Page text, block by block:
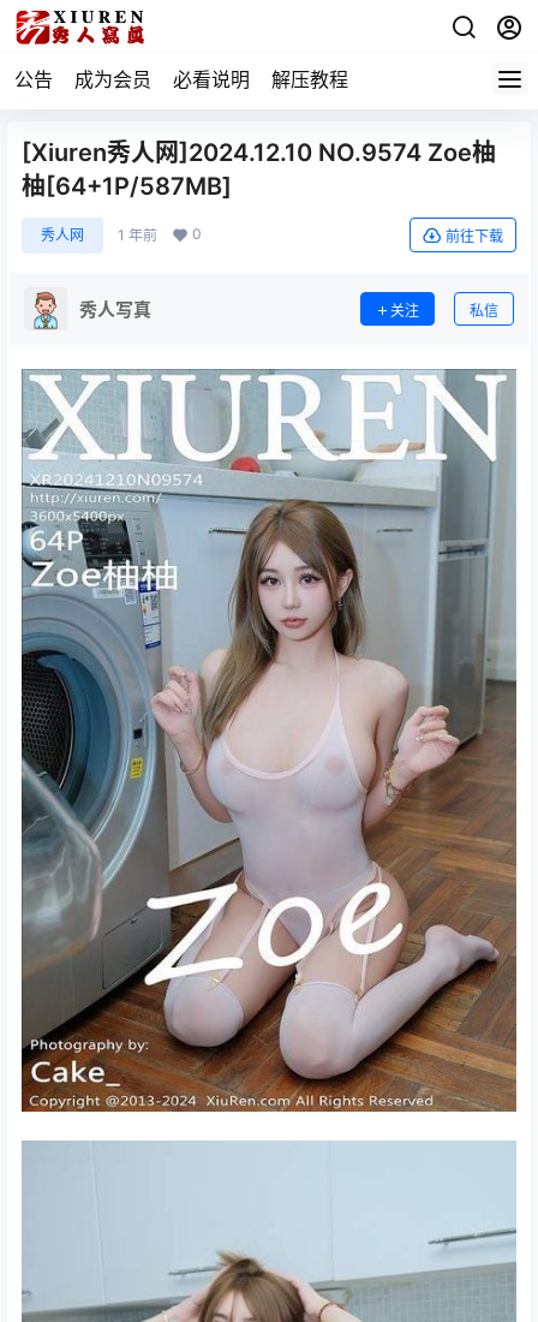
公告 成为会员 必看说明 解压教程
[Xiuren秀人网]2024.12.10 NO.9574 Zoe柚
柚[64+1P/587MB]
秀人网 1 年前 0 前往下载
秀人写真 关注 私信